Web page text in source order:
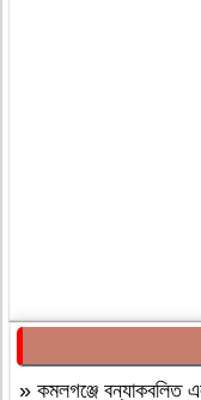
» কমলগঞ্জে বন্যাকবলিত